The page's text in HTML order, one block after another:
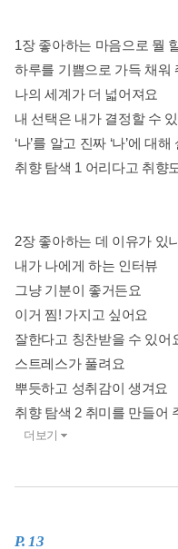
1장 좋아하는 마음으로 뭘
하루를 기쁨으로 가득 채워
나의 세계가 더 넓어져요
내 선택은 내가 결정할 수
‘나’를 알고 진짜 ‘나’에 대
취향 탐색 1 어리다고 취향
2장 좋아하는 데 이유가 있
내가 나에게 하는 인터뷰
그냥 기분이 좋거든요
이거 찜! 가지고 싶어요
잘한다고 칭찬받을 수 있어
스트레스가 풀려요
뿌듯하고 성취감이 생겨요
취향 탐색 2 취미를 만들어
더보기
P. 13